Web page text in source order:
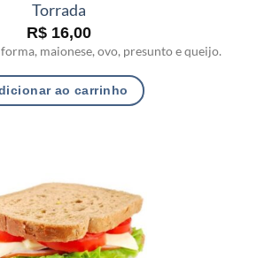
Torrada
R$16,00
forma, maionese, ovo, presunto e queijo.
ao carrinho